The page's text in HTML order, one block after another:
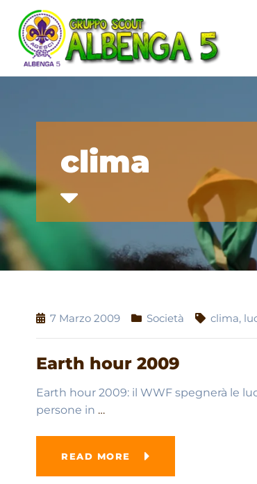
clima
7 Marzo 2009 Società clima,
Earth hour 2009
Earth hour 2009: il WWF spegnerà le
persone in …
READ MORE